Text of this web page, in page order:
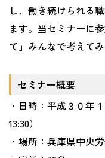
し、働き続けられる
ます。当セミナーに
て」みんなで考えてみ
セミナー概要
・日時：平成３０年
13:30）
・場所：兵庫県中央